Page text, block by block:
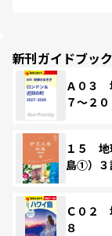
新刊ガイドブック
Ａ０３
７～２
１５ 地
島①）３
Ｃ０２
８